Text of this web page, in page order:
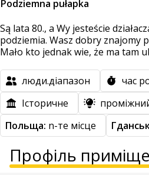
Podziemna pułapka
Są lata 80., a Wy jesteście
podziemia. Wasz dobry znajomy
Mało kto jednak wie, że ma tam
люди.діапазон
час
Історичне
Польща: n-те місце
Профіль